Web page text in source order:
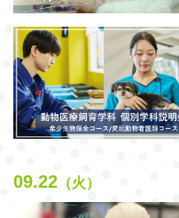
09.22 （火）